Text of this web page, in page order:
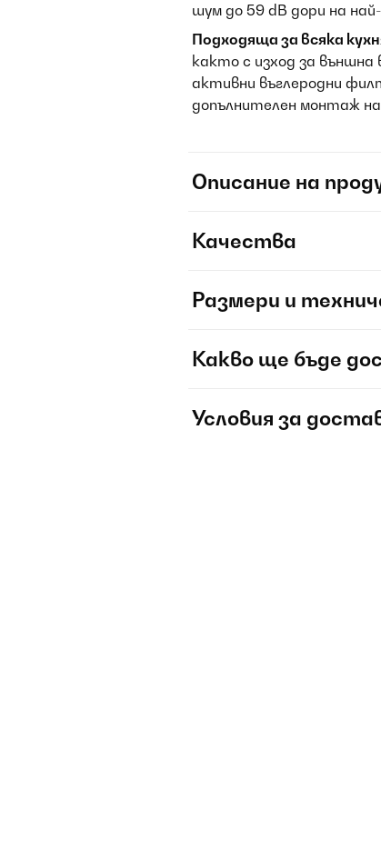
шум до 59 dB дори на
Подходяща за всяка
както с изход за
активни въглеродни
допълнителен монтаж на
Описание на
Качества
Размери и
Какво ще бъде
Условия за